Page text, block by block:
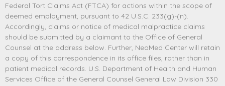
Federal Tort Claims Act (FTCA) for actions within the scope of
deemed employment, pursuant to 42 U.S.C. 233(g)-(n).
Accordingly, claims or notice of medical malpractice claims
should be submitted by a claimant to the Office of General
Counsel at the address below. Further, NeoMed Center will retain
a copy of this correspondence in its office files, rather than in
patient medical records. U.S. Department of Health and Human
Services Office of the General Counsel General Law Division 330